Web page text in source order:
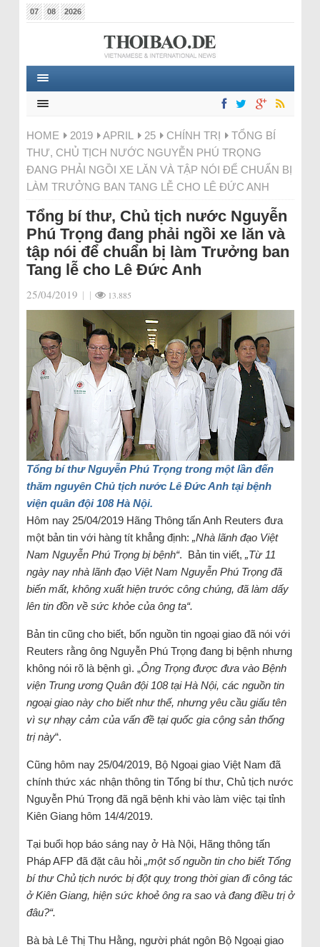
07 08 2026
HOME 2019 APRIL 25 CHÍNH TRỊ
TỔNG BÍ
THƯ, CHỦ TỊCH NƯỚC NGUYỄN PHÚ TRỌNG
ĐANG PHẢI NGỒI XE LĂN VÀ TẬP NÓI ĐỂ CHUẨN BỊ
LÀM TRƯỞNG BAN TANG LỄ CHO LÊ ĐỨC ANH
Tổng bí thư, Chủ tịch nước Nguyễn
Phú Trọng đang phải ngồi xe lăn và
tập nói để chuẩn bị làm Trưởng ban
Tang lễ cho Lê Đức Anh
25/04/2019 | | 13.885
Tổng bí thư Nguyễn Phú Trọng trong một lần đến
thăm nguyên Chủ tịch nước Lê Đức Anh tại bệnh
viện quân đội 108 Hà Nội.
Hôm nay 25/04/2019 Hãng Thông tấn Anh Reuters đưa
một bản tin với hàng tít khẳng định: „Nhà lãnh đạo Việt
Nam Nguyễn Phú Trọng bị bệnh“. Bản tin viết, „Từ 11
ngày nay nhà lãnh đạo Việt Nam Nguyễn Phú Trọng đã
biến mất, không xuất hiện trước công chúng, đã làm dấy
lên tin đồn về sức khỏe của ông ta“.
Bản tin cũng cho biết, bốn nguồn tin ngoại giao đã nói với
Reuters rằng ông Nguyễn Phú Trọng đang bị bệnh nhưng
không nói rõ là bệnh gì. „Ông Trọng được đưa vào Bệnh
viện Trung ương Quân đội 108 tại Hà Nội, các nguồn tin
ngoại giao này cho biết như thế, nhưng yêu cầu giấu tên
vì sự nhạy cảm của vấn đề tại quốc gia cộng sản thống
trị này“.
Cũng hôm nay 25/04/2019, Bộ Ngoại giao Việt Nam đã
chính thức xác nhận thông tin Tổng bí thư, Chủ tịch nước
Nguyễn Phú Trọng đã ngã bệnh khi vào làm việc tại tỉnh
Kiên Giang hôm 14/4/2019.
Tại buổi họp báo sáng nay ở Hà Nội, Hãng thông tấn
Pháp AFP đã đặt câu hỏi „một số nguồn tin cho biết Tổng
bí thư Chủ tịch nước bị đột quỵ trong thời gian đi công tác
ở Kiên Giang, hiện sức khoẻ ông ra sao và đang điều trị ở
đâu?“.
Bà bà Lê Thị Thu Hằng, người phát ngôn Bộ Ngoại giao